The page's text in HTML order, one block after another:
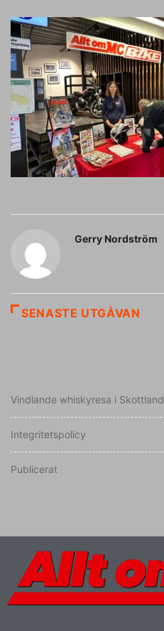
Gerry Nordström
SENASTE UTGÅVAN
Vindlande whiskyresa i Skottland
Integritetspolicy
Publicerat